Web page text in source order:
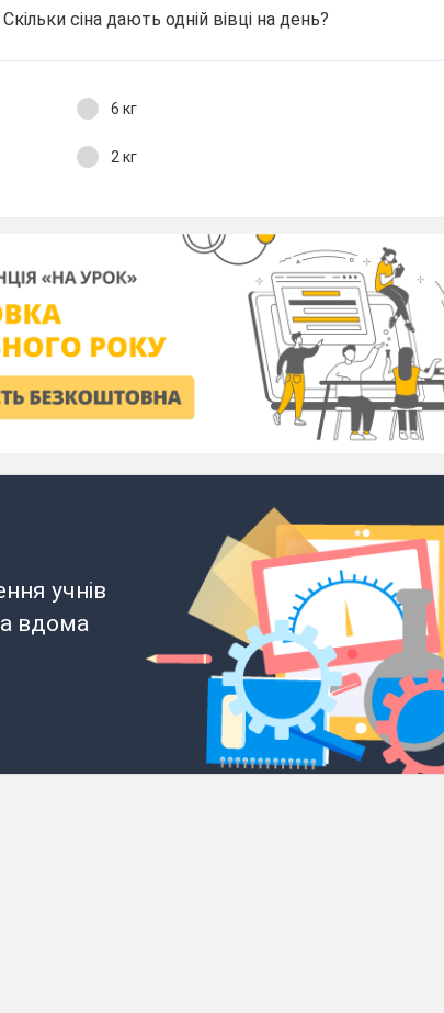
сіна дають одній вівці на день?
6 кг
2 кг
учнів
вдома